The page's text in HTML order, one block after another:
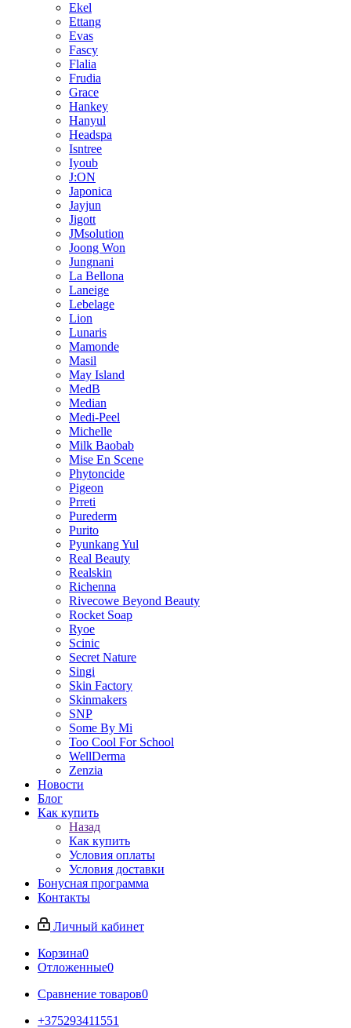
Ekel
Ettang
Evas
Fascy
Flalia
Frudia
Grace
Hankey
Hanyul
Headspa
Isntree
Iyoub
J:ON
Japonica
Jayjun
Jigott
JMsolution
Joong Won
Jungnani
La Bellona
Laneige
Lebelage
Lion
Lunaris
Mamonde
Masil
May Island
MedB
Median
Medi-Peel
Michelle
Milk Baobab
Mise En Scene
Phytoncide
Pigeon
Prreti
Purederm
Purito
Pyunkang Yul
Real Beauty
Realskin
Richenna
Rivecowe Beyond Beauty
Rocket Soap
Ryoe
Scinic
Secret Nature
Singi
Skin Factory
Skinmakers
SNP
Some By Mi
Too Cool For School
WellDerma
Zenzia
Новости
Блог
Как купить
Назад
Как купить
Условия оплаты
Условия доставки
Бонусная программа
Контакты
Личный кабинет
Корзина0
Отложенные0
Сравнение товаров0
+375293411551